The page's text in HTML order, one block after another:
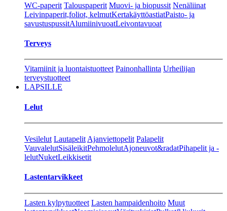
WC-paperit Talouspaperit Muovi- ja biopussit Nenäliinat
Leivinpaperit,foliot, kelmutKertakäyttöastiatPaisto- ja
savustuspussitAlumiinivuoatLeivontavuoat
Terveys
Vitamiinit ja luontaistuotteet Painonhallinta Urheilijan
terveystuotteet
LAPSILLE
Lelut
Vesilelut Lautapelit Ajanviettopelit Palapelit
VauvalelutSisäleikitPehmolelutAjoneuvot&radatPihapelit ja -
lelutNuketLeikkisetit
Lastentarvikkeet
Lasten kylpytuotteet Lasten hampaidenhoito Muut